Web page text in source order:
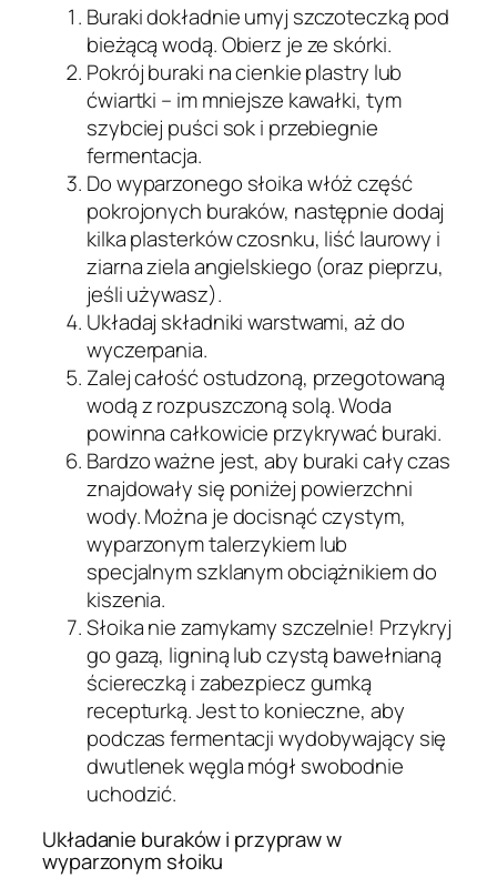
Buraki dokładnie umyj szczoteczką pod
bieżącą wodą. Obierz je ze skórki.
Pokrój buraki na cienkie plastry lub
ćwiartki – im mniejsze kawałki, tym
szybciej puści sok i przebiegnie
fermentacja.
Do wyparzonego słoika włóż część
pokrojonych buraków, następnie dodaj
kilka plasterków czosnku, liść laurowy i
ziarna ziela angielskiego (oraz pieprzu,
jeśli używasz).
Układaj składniki warstwami, aż do
wyczerpania.
Zalej całość ostudzoną, przegotowaną
wodą z rozpuszczoną solą. Woda
powinna całkowicie przykrywać buraki.
Bardzo ważne jest, aby buraki cały czas
znajdowały się poniżej powierzchni
wody. Można je docisnąć czystym,
wyparzonym talerzykiem lub
specjalnym szklanym obciążnikiem do
kiszenia.
Słoika nie zamykamy szczelnie! Przykryj
go gazą, ligniną lub czystą bawełnianą
ściereczką i zabezpiecz gumką
recepturką. Jest to konieczne, aby
podczas fermentacji wydobywający się
dwutlenek węgla mógł swobodnie
uchodzić.
Układanie buraków i przypraw w
wyparzonym słoiku